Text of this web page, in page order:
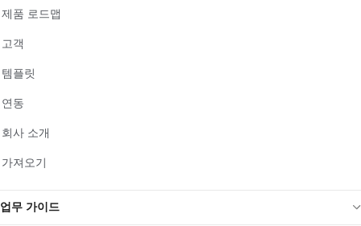
제품 로드맵
고객
템플릿
연동
회사 소개
가져오기
업무 가이드